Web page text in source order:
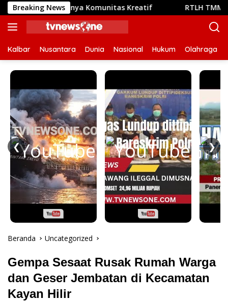
Langsung
ke
konten
Breaking News
Bertemunya Komunitas Kreatif RTLH TMMD
Kalbar Nusantara Dunia Nasional Hukum Olahraga
❮ ❯
Beranda Uncategorized
Gempa Sesaat Rusak Rumah Warga
dan Geser Jembatan di Kecamatan
Kayan Hilir